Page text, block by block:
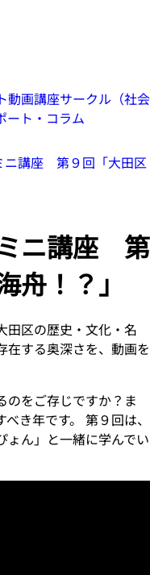
動画講座サークル（社会
ート・コラム
ニ講座 第９回「大田区
ミニ講座 第
舟！？」
田区の歴史・文化・名
在する奥深さを、動画を
のをご存じですか？ま
き年です。 第９回は、
ょん」と一緒に学んでい